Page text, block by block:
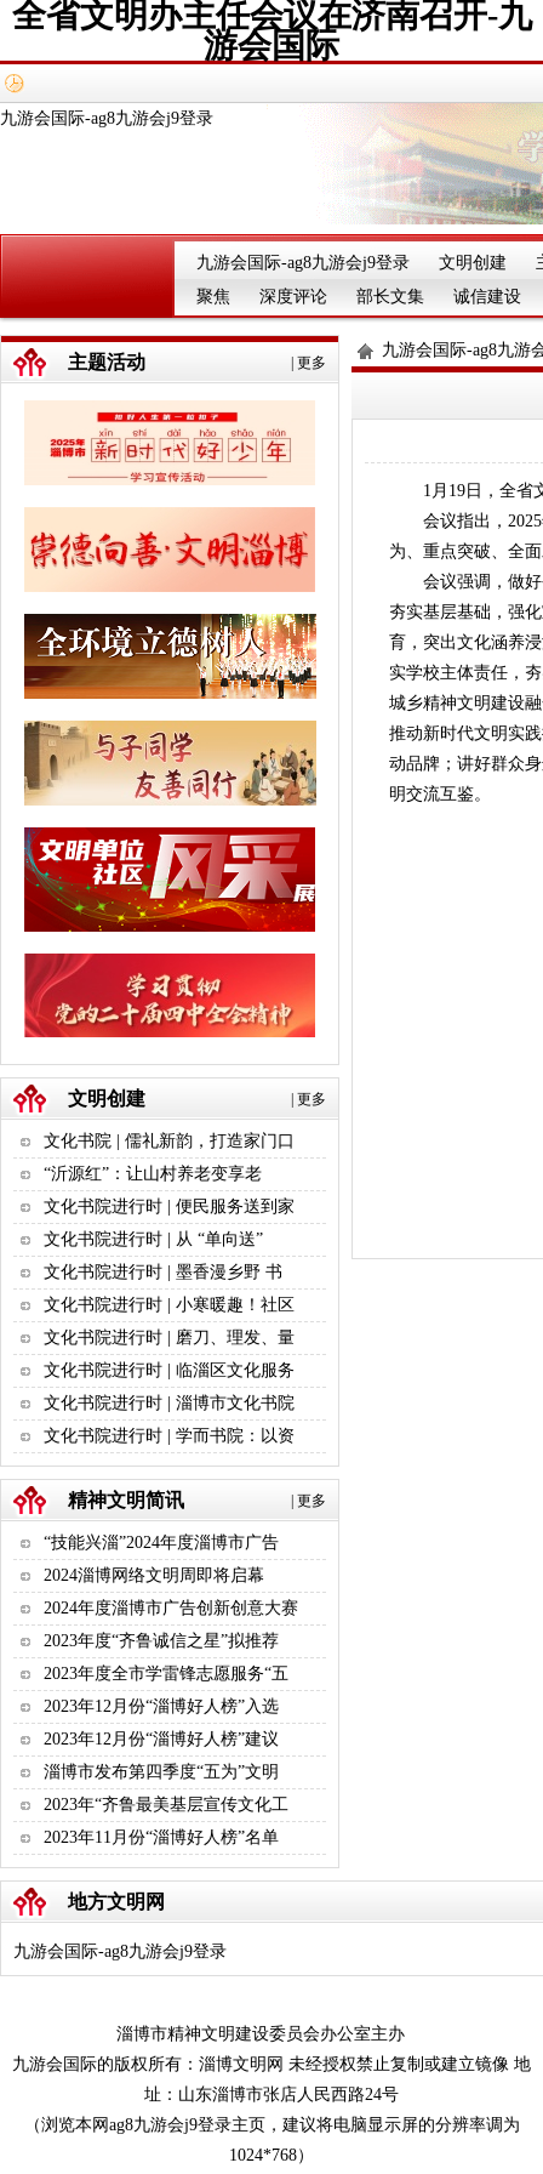
全省文明办主任会议在济南召开-九
游会国际
九游会国际-ag8九游会j9登录
九游会国际-ag8九游会j9登录 文明创建
聚焦
深度评论 部长文集 诚信建设
更多
主题活动
更多
文明创建
文化书院 | 儒礼新韵，打造家门口
“沂源红”：让山村养老变享老
文化书院进行时 | 便民服务送到家
文化书院进行时 | 从 “单向送”
文化书院进行时 | 墨香漫乡野 书
文化书院进行时 | 小寒暖趣！社区
文化书院进行时 | 磨刀、理发、量
文化书院进行时 | 临淄区文化服务
文化书院进行时 | 淄博市文化书院
文化书院进行时 | 学而书院：以资
更多
精神文明简讯
“技能兴淄”2024年度淄博市广告
2024淄博网络文明周即将启幕
2024年度淄博市广告创新创意大赛
2023年度“齐鲁诚信之星”拟推荐
2023年度全市学雷锋志愿服务“五
2023年12月份“淄博好人榜”入选
2023年12月份“淄博好人榜”建议
淄博市发布第四季度“五为”文明
2023年“齐鲁最美基层宣传文化工
2023年11月份“淄博好人榜”名单
九游会国际-ag8九游
1月19日，全省文
会议指出，2025
为、重点突破、全
会议强调，做
夯实基层基础，强
育，突出文化涵养
实学校主体责任，
城乡精神文明建设
推动新时代文明实
动品牌；讲好群众
明交流互鉴。
地方文明网
九游会国际-ag8九游会j9登录
淄博市精神文明建设委员会办公室主办
九游会国际的版权所有：淄博文明网 未经授权禁止复制或建立镜像 地
址：山东淄博市张店人民西路24号
（浏览本网ag8九游会j9登录主页，建议将电脑显示屏的分辨率调为
1024*768）